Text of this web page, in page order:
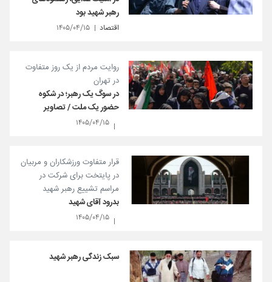
رهبر شهید بود
اقتصاد ۱۴۰۵/۰۴/۱۵
روایت مردم از یک روز متفاوت
در تهران
در سوگ یک رهبر؛ در شکوه
حضور یک ملت / تصاویر
۱۴۰۵/۰۴/۱۵
قرار متفاوت ورزشکاران و مربیان
در پایتخت برای شرکت در
مراسم تشییع رهبر شهید
بدرود آقای شهید
۱۴۰۵/۰۴/۱۵
سبک زندگی رهبر شهید